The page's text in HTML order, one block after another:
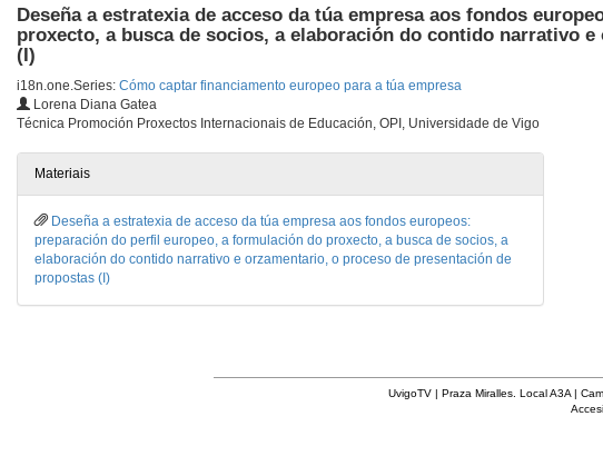
Deseña a estratexia de acceso da túa empresa aos fondos
proxecto, a busca de socios, a elaboración do contido narrativo
(I)
i18n.one.Series: Cómo captar financiamento europeo para a túa empresa
Lorena Diana Gatea
Técnica Promoción Proxectos Internacionais de Educación, OPI, Universidade de Vigo
Materiais
Deseña a estratexia de acceso da túa empresa aos fondos europeos:
preparación do perfil europeo, a formulación do proxecto, a busca de socios, a
elaboración do contido narrativo e orzamentario, o proceso de presentación de
propostas (I)
UvigoTV | Praza Miralles. Local A3A |